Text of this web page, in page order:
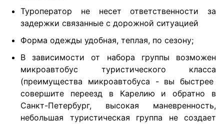
Туроператор не несет ответственности за
задержки связанные с дорожной ситуацией
Форма одежды удобная, теплая, по сезону;
В зависимости от набора группы возможен
микроавтобус туристического класса
(преимущества микроавтобуса - вы быстрее
совершите переезд в Карелию и обратно в
Санкт-Петербург, высокая маневренность,
небольшая туристическая группа не создает